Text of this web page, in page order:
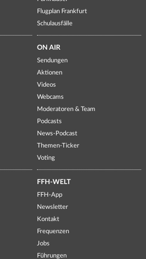
Flugplan Frankfurt
Schulausfälle
ON AIR
Sendungen
Aktionen
Videos
Webcams
Moderatoren & Team
Podcasts
News-Podcast
Themen-Ticker
Voting
FFH-WELT
FFH-App
Newsletter
Kontakt
Frequenzen
Jobs
Führungen